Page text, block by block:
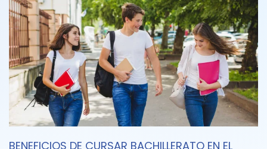
BENEFICIOS DE CURSAR BACHILLERATO EN EL